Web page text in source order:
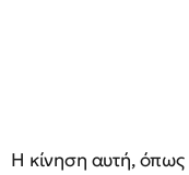
Η κίνηση αυτή, όπως